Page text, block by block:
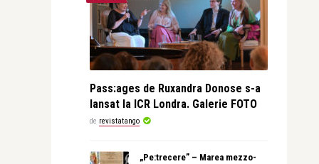
Pass:ages de Ruxandra Donose s-a
lansat la ICR Londra. Galerie FOTO
de revistatango
„Pe:trecere” – Marea mezzo-